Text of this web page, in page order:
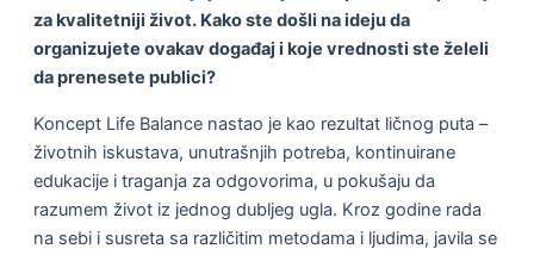
za kvalitetniji život. Kako ste došli na ideju da
organizujete ovakav događaj i koje vrednosti ste želeli
da prenesete publici?
Koncept Life Balance nastao je kao rezultat ličnog puta –
životnih iskustava, unutrašnjih potreba, kontinuirane
edukacije i traganja za odgovorima, u pokušaju da
razumem život iz jednog dubljeg ugla. Kroz godine rada
na sebi i susreta sa različitim metodama i ljudima, javila se